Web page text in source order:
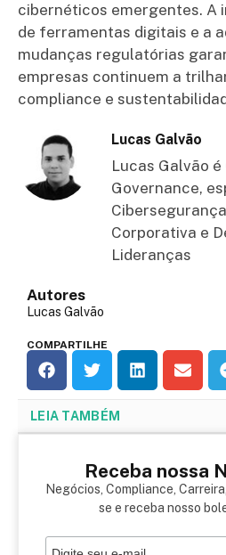
cibernéticos emergentes. A
de ferramentas digitais e a
mudanças regulatórias
empresas continuem a
compliance e
Lucas Galvão
Lucas Galvão é
Governance,
Corporativa e
Lideranças
Autores
Lucas Galvão
COMPARTILHE
LEIA TAMBÉM
Receba nossa
Negócios, Compliance,
se e receba nosso